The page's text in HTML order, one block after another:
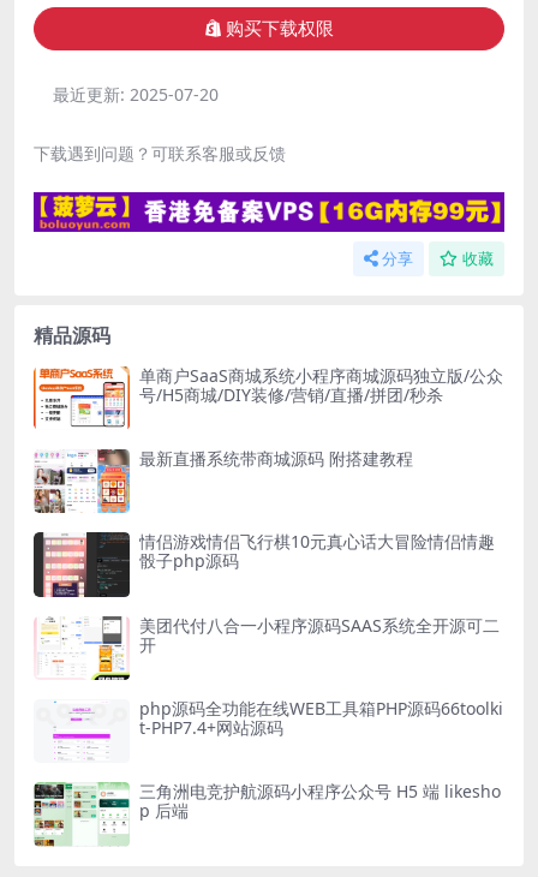
购买下载权限
最近更新: 2025-07-20
下载遇到问题？可联系客服或反馈
分享 收藏
精品源码
单商户SaaS商城系统小程序商城源码独立版/公众
号/H5商城/DIY装修/营销/直播/拼团/秒杀
最新直播系统带商城源码 附搭建教程
情侣游戏情侣飞行棋10元真心话大冒险情侣情趣
骰子php源码
美团代付八合一小程序源码SAAS系统全开源可二
开
php源码全功能在线WEB工具箱PHP源码66toolki
t-PHP7.4+网站源码
三角洲电竞护航源码小程序公众号 H5 端 likesho
p 后端